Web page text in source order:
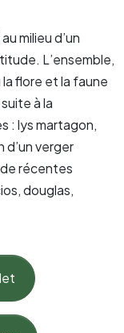
milieu d’un
L’ensemble,
la flore et la faune
à la
: lys martagon,
verger
récentes
douglas,